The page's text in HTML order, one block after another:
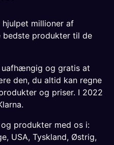
hjulpet millioner af
bedste produkter til de
og gratis at
den, du altid kan regne
og priser. I 2022
produkter med os i:
, USA, Tyskland, Østrig,